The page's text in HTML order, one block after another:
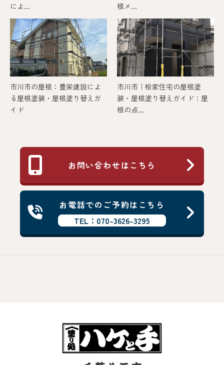
によ...
根メ...
市川市の屋根：豊栄建設によ
る屋根塗装・屋根塗り替えガ
イド
市川市｜桧家住宅の屋根塗
装・屋根塗り替えガイド：屋
根の点...
お問い合わせはこちら
お電話でのご予約はこちら
TEL：070-3626-3295